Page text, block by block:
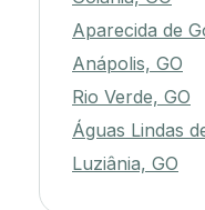
Aparecida de
Anápolis, GO
Rio Verde, GO
Águas Lindas
Luziânia, GO